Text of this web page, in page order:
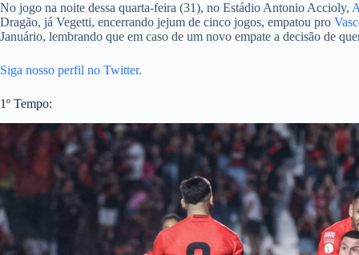
No jogo na noite dessa quarta-feira (31), no Estádio Antonio Accioly,
Dragão, já Vegetti, encerrando jejum de cinco jogos, empatou pro
Januário, lembrando que em caso de um novo empate a decisão de
Siga nosso perfil no Twitter.
1º Tempo: